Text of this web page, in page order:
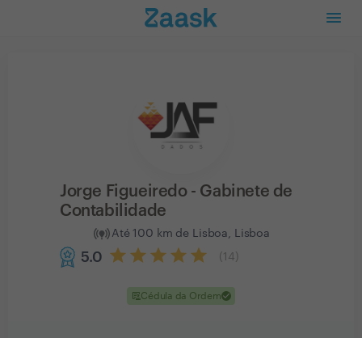
Jorge Figueiredo - Gabinete de
Contabilidade
Até 100 km de Lisboa, Lisboa
5.0 14
clinical_notesCédula da Ordemcheck